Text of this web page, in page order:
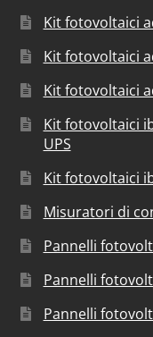
Kit fotovoltaici
Kit fotovoltaici
Kit fotovoltaici
Kit fotovoltaici
UPS
Kit fotovoltaici
Misuratori di
Pannelli
Pannelli
Pannelli